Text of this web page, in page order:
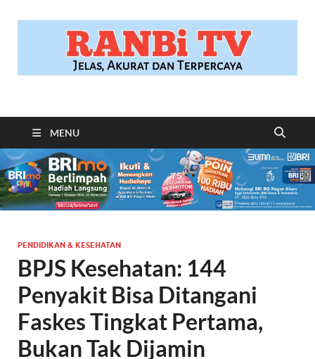
RANBITV.COM
MENU
PENDIDIKAN & KESEHATAN
BPJS Kesehatan: 144
Penyakit Bisa Ditangani
Faskes Tingkat Pertama,
Bukan Tak Dijamin